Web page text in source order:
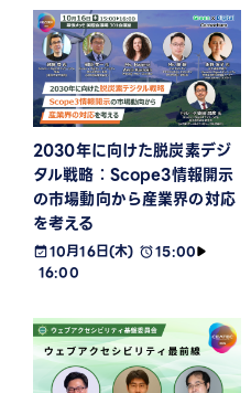
2030年に向けた脱炭素デジ
タル戦略：Scope3情報開示
の市場動向から産業界の対応
を考える
10月16日(木)
15:00
16:00